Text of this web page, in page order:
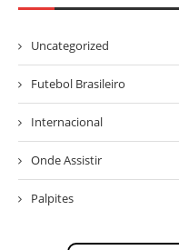
Uncategorized
Futebol Brasileiro
Internacional
Onde Assistir
Palpites